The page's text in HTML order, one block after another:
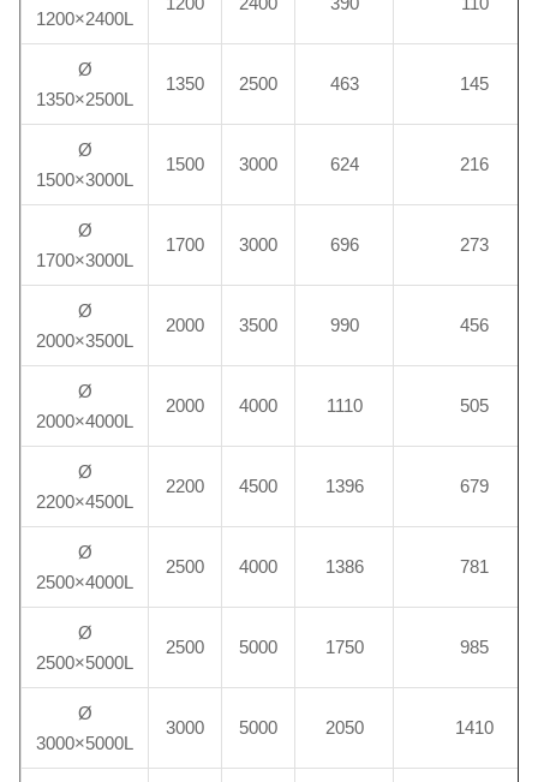
1200×2400L
Ø
1350×2500L
1350 2500 463 145
Ø
1500×3000L
1500 3000 624 216
Ø
1700×3000L
1700 3000 696 273
Ø
2000×3500L
2000 3500 990 456
Ø
2000×4000L
2000 4000 1110 505
Ø
2200×4500L
2200 4500 1396 679
Ø
2500×4000L
2500 4000 1386 781
Ø
2500×5000L
2500 5000 1750 985
Ø
3000×5000L
3000 5000 2050 1410